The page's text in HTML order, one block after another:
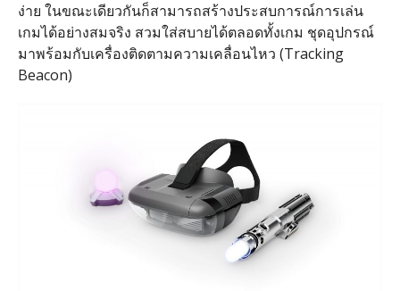
ง่าย ในขณะเดียวกันก็สามารถสร้างประสบการณ์การเล่น
เกมได้อย่างสมจริง สวมใส่สบายได้ตลอดทั้งเกม ชุดอุปกรณ์
มาพร้อมกับเครื่องติดตามความเคลื่อนไหว (Tracking
Beacon)​